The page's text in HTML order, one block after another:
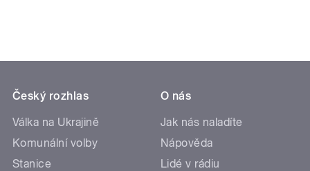
Český rozhlas
Válka na Ukrajině
Komunální volby
Stanice
O nás
Jak nás naladíte
Nápověda
Lidé v rádiu